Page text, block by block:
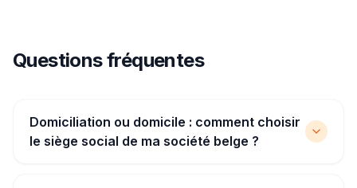
Questions fréquentes
Domiciliation ou domicile : comment choisir
le siège social de ma société belge ?